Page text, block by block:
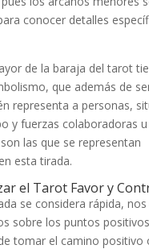
conocer detalles
de la baraja del tarot
que además de
representa a personas,
y fuerzas colaboradoras u
las que se representan
esta tirada.
el Tarot Favor y
se considera rápida,
sobre los puntos
tomar el camino positivo